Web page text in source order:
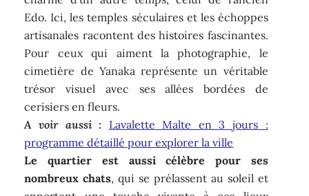
Edo. Ici, les temples séculaires et les échoppes
artisanales racontent des histoires fascinantes.
Pour ceux qui aiment la photographie, le
cimetière de Yanaka représente un véritable
trésor visuel avec ses allées bordées de
cerisiers en fleurs.
A voir aussi :
Lavalette Malte en 3 jours :
programme détaillé pour explorer la ville
Le quartier est aussi célèbre pour ses
nombreux chats, qui se prélassent au soleil et